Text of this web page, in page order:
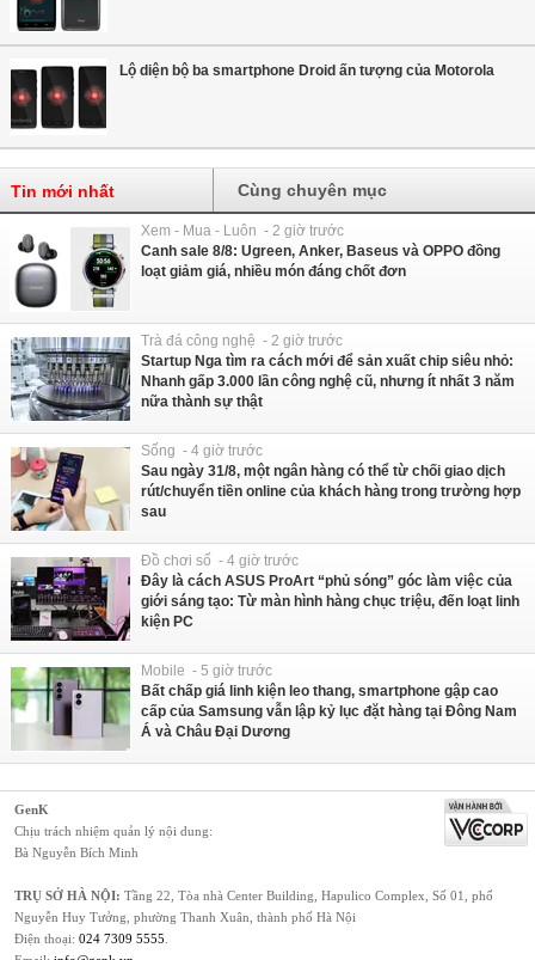
Lộ diện bộ ba smartphone Droid ấn tượng của Motorola
Tin mới nhất Cùng chuyên mục
Xem - Mua - Luôn - 2 giờ trước
Canh sale 8/8: Ugreen, Anker, Baseus và OPPO đồng
loạt giảm giá, nhiều món đáng chốt đơn
Trà đá công nghệ - 2 giờ trước
Startup Nga tìm ra cách mới để sản xuất chip siêu nhỏ:
Nhanh gấp 3.000 lần công nghệ cũ, nhưng ít nhất 3 năm
nữa thành sự thật
Sống - 4 giờ trước
Sau ngày 31/8, một ngân hàng có thể từ chối giao dịch
rút/chuyển tiền online của khách hàng trong trường hợp
sau
Đồ chơi số - 4 giờ trước
Đây là cách ASUS ProArt “phủ sóng” góc làm việc của
giới sáng tạo: Từ màn hình hàng chục triệu, đến loạt linh
kiện PC
Mobile - 5 giờ trước
Bất chấp giá linh kiện leo thang, smartphone gập cao
cấp của Samsung vẫn lập kỷ lục đặt hàng tại Đông Nam
Á và Châu Đại Dương
GenK
Chịu trách nhiệm quản lý nội dung:
Bà Nguyễn Bích Minh
TRỤ SỞ HÀ NỘI: Tầng 22, Tòa nhà Center Building, Hapulico Complex, Số 01, phố
Nguyễn Huy Tưởng, phường Thanh Xuân, thành phố Hà Nội
Điện thoại: 024 7309 5555